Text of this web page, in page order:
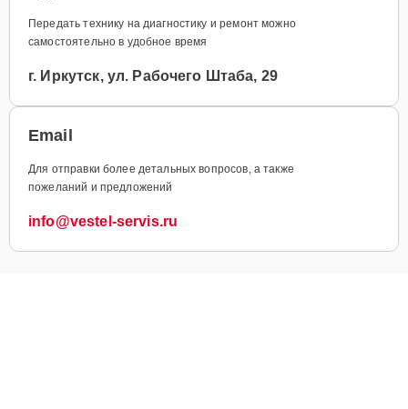
Передать технику на диагностику и ремонт можно
самостоятельно в удобное время
г. Иркутск, ул. Рабочего Штаба, 29
Email
Для отправки более детальных вопросов, а также
пожеланий и предложений
info@vestel-servis.ru